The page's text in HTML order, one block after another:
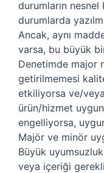
durumların nesnel
durumlarda
Ancak, aynı
varsa, bu büyük
Denetimde major
getirilmemesi
etkiliyorsa ve/
ürün/hizmet
engelliyorsa,
Majör ve minör
Büyük
veya içeriği